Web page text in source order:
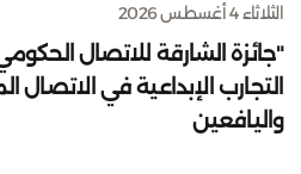
الثلاثاء 4 أغسطس 2026
"جائزة الشارقة للاتصال
التجارب الإبداعية في الاتصال
واليافعين